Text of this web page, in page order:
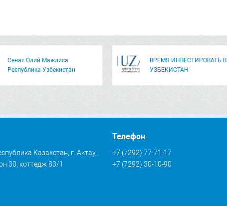
Сенат Олий Мажлиса
Республика Узбекистан
ВРЕМЯ ИНВЕСТИРОВАТЬ В
УЗБЕКИСТАН
Казахстан, г. Актау,
30, коттедж 83/1
Телефон
+7 (7292) 77-71-17
+7 (7292) 30-10-90